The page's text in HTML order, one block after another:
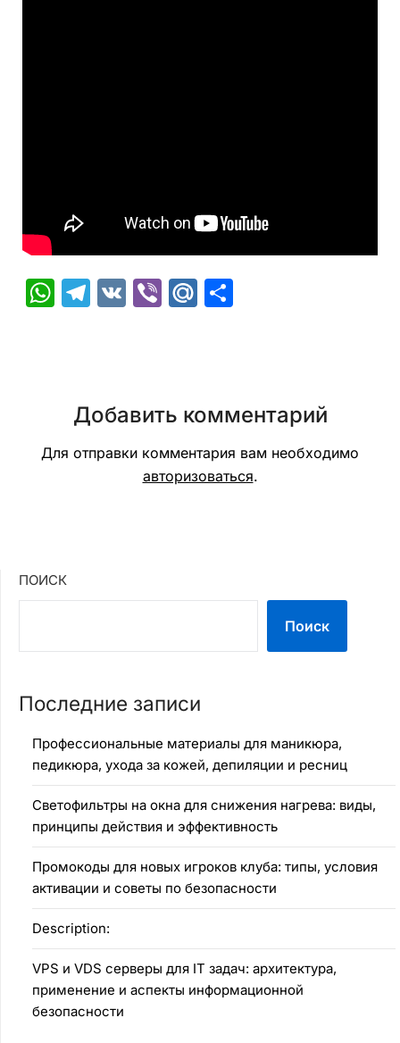
WhatsApp
Telegram
VK ViberMail.Ru
Добавить комментарий
Для отправки комментария вам необходимо
авторизоваться.
ПОИСК
Поиск
Последние записи
Профессиональные материалы для маникюра,
педикюра, ухода за кожей, депиляции и ресниц
Светофильтры на окна для снижения нагрева: виды,
принципы действия и эффективность
Промокоды для новых игроков клуба: типы, условия
активации и советы по безопасности
Description:
VPS и VDS серверы для IT задач: архитектура,
применение и аспекты информационной
безопасности